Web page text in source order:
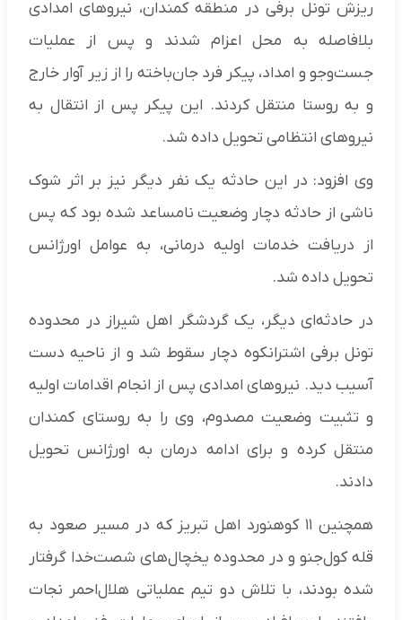
ریزش تونل برفی در منطقه کمندان، نیروهای امدادی
بلافاصله به محل اعزام شدند و پس از عملیات
جست‌وجو و امداد، پیکر فرد جان‌باخته را از زیر آوار خارج
و به روستا منتقل کردند. این پیکر پس از انتقال به
نیروهای انتظامی تحویل داده شد.
وی افزود: در این حادثه یک نفر دیگر نیز بر اثر شوک
ناشی از حادثه دچار وضعیت نامساعد شده بود که پس
از دریافت خدمات اولیه درمانی، به عوامل اورژانس
تحویل داده شد.
در حادثه‌ای دیگر، یک گردشگر اهل شیراز در محدوده
تونل برفی اشترانکوه دچار سقوط شد و از ناحیه دست
آسیب دید. نیروهای امدادی پس از انجام اقدامات اولیه
و تثبیت وضعیت مصدوم، وی را به روستای کمندان
منتقل کرده و برای ادامه درمان به اورژانس تحویل
دادند.
همچنین ۱۱ کوهنورد اهل تبریز که در مسیر صعود به
قله کول‌جنو و در محدوده یخچال‌های شصت‌خدا گرفتار
شده بودند، با تلاش دو تیم عملیاتی هلال‌احمر نجات